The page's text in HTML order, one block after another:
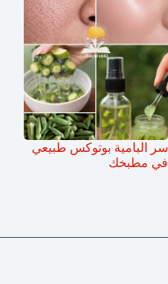
سر البامية بوتوكس طبيعي
في مطبخك